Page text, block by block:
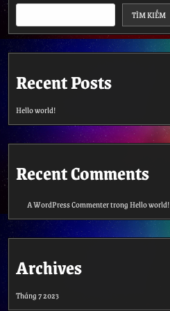
n
TÌM KIẾM
Recent Posts
Hello world!
Recent Comments
A WordPress CommentertrongHello world!
Archives
Tháng 7 2023